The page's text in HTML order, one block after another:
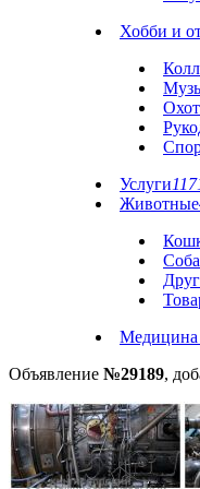
Хобби и
Услуги
Животные
Медицина
Объявление №29189,